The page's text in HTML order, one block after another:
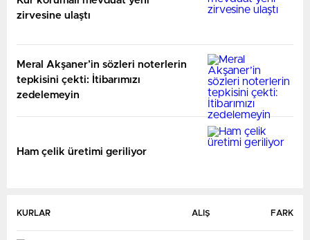
zirvesine ulaştı
Meral Akşaner’in sözleri noterlerin
tepkisini çekti: İtibarımızı
zedelemeyin
Ham çelik üretimi geriliyor
KURLAR ALIŞ FARK